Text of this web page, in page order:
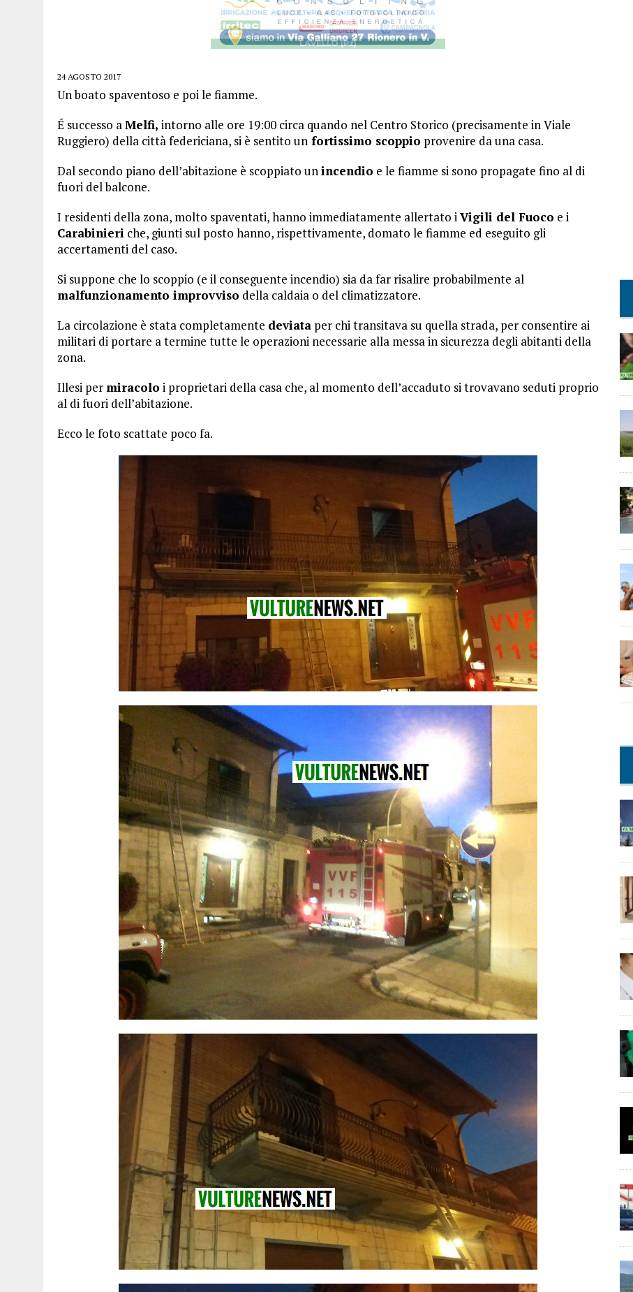
24 AGOSTO 2017
Un boato spaventoso e poi le fiamme.
É successo aMelfi, intorno alle ore 19:00 circa quando nel Centro Storico (precisamente in Viale
Ruggiero) della città federiciana, si è sentito un fortissimo scoppio provenire da una casa.
Dal secondo piano dell’abitazione è scoppiato unincendio e le fiamme si sono propagate fino al di
fuori del balcone.
I residenti della zona, molto spaventati, hanno immediatamente allertato iVigili del Fuoco e i
Carabinieri che, giunti sul posto hanno, rispettivamente, domato le fiamme ed eseguito gli
accertamenti del caso.
Si suppone che lo scoppio (e il conseguente incendio) sia da far risalire probabilmente al
malfunzionamento improvviso della caldaia o del climatizzatore.
La circolazione è stata completamente deviata per chi transitava su quella strada, per consentire ai
militari di portare a termine tutte le operazioni necessarie alla messa in sicurezza degli abitanti della
zona.
Illesi per miracolo i proprietari della casa che, al momento dell’accaduto si trovavano seduti proprio
al di fuori dell’abitazione.
Ecco le foto scattate poco fa.